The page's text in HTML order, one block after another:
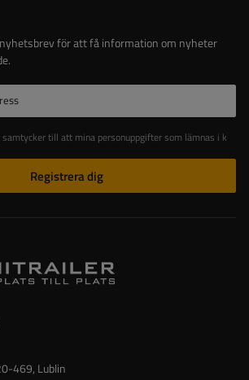
för att få information om nyheter
som lämnas i kontaktformuläret behandlas i enlighet med Europaparlamentets och rådets förordning (EU).
Registrera dig
469, Lublin